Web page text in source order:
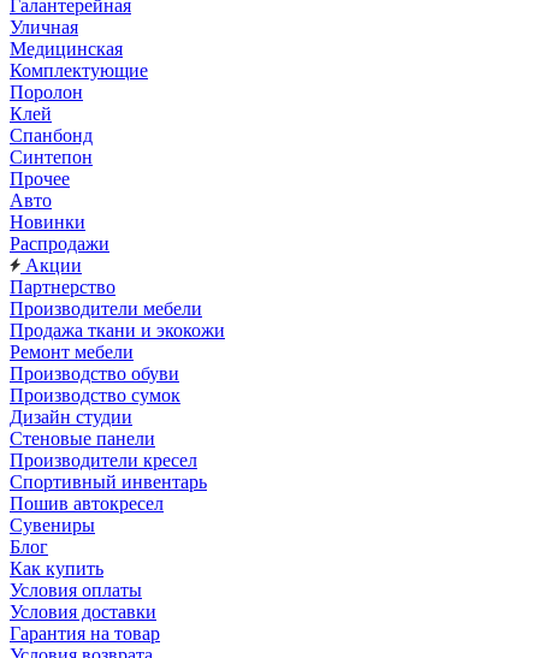
Галантерейная
Уличная
Медицинская
Комплектующие
Поролон
Клей
Спанбонд
Синтепон
Прочее
Авто
Новинки
Распродажи
Акции
Партнерство
Производители мебели
Продажа ткани и экокожи
Ремонт мебели
Производство обуви
Производство сумок
Дизайн студии
Стеновые панели
Производители кресел
Спортивный инвентарь
Пошив автокресел
Сувениры
Блог
Как купить
Условия оплаты
Условия доставки
Гарантия на товар